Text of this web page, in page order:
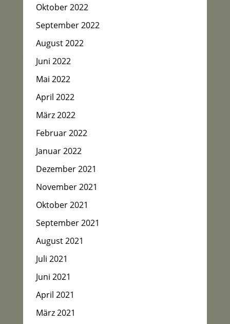
Oktober 2022
September 2022
August 2022
Juni 2022
Mai 2022
April 2022
März 2022
Februar 2022
Januar 2022
Dezember 2021
November 2021
Oktober 2021
September 2021
August 2021
Juli 2021
Juni 2021
April 2021
März 2021